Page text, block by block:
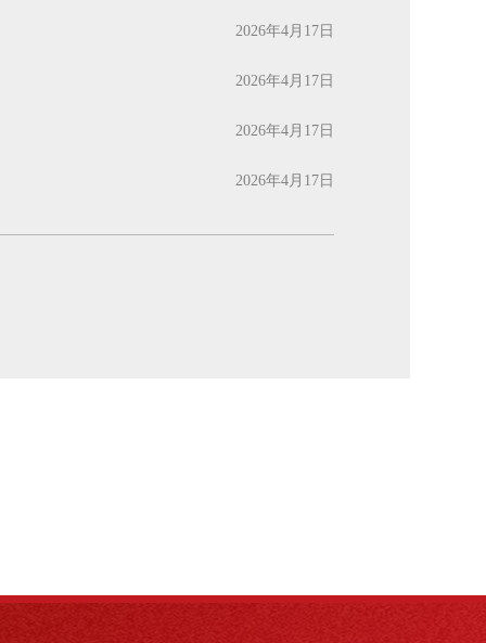
2026年4月17日
2026年4月17日
2026年4月17日
2026年4月17日